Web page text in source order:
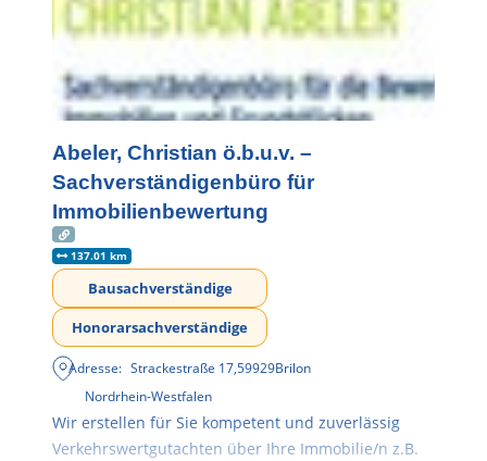
Abeler, Christian ö.b.u.v. –
Sachverständigenbüro für
Immobilienbewertung
137.01 km
Bausachverständige
Honorarsachverständige
Adresse: Strackestraße 17,59929Brilon
Nordrhein-Westfalen
Wir erstellen für Sie kompetent und zuverlässig
Verkehrswertgutachten über Ihre Immobilie/n z.B.